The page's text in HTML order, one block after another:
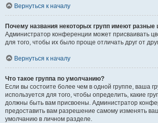
Вернуться к началу
Почему названия некоторых групп имеют разные
Администратор конференции может присваивать
для того, чтобы их было проще отличать друг от
Вернуться к началу
Что такое группа по умолчанию?
Если вы состоите более чем в одной группе, ваша
используется для того, чтобы определить, какие
должны быть вам присвоены. Администратор
предоставить вам разрешение самому изменять
умолчанию в личном разделе.